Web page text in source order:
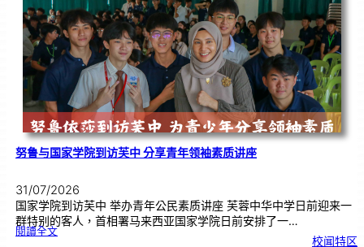
《
奏
花
悦
韵
》
圆
满
演
出
努鲁与国家学院到访芙中 分享青年领袖素质讲座
31/07/2026
国家学院到访芙中 举办青年公民素质讲座 芙蓉中华中学日前迎来一
群特别的客人，首相署马来西亚国家学院日前安排了一…
閱讀全文:努 校闻特区